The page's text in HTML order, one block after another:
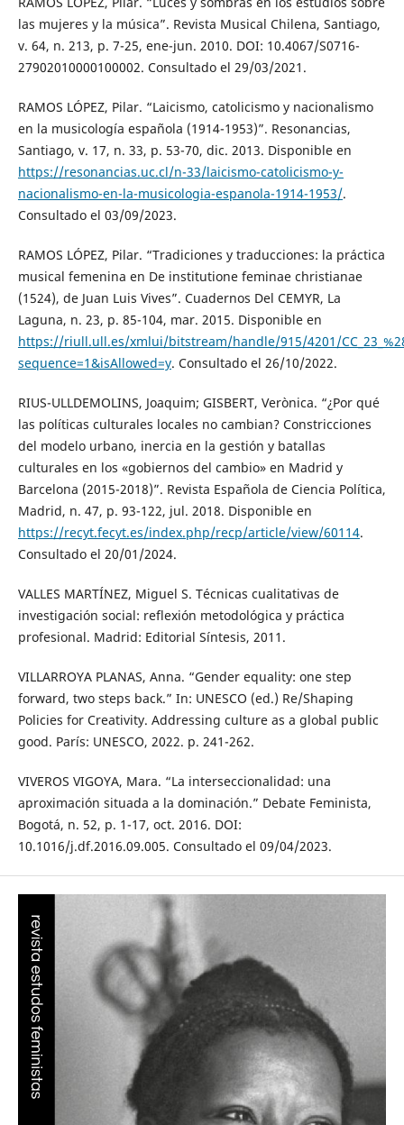
las mujeres y la música”. Revista Musical Chilena, Santiago,
v. 64, n. 213, p. 7-25, ene-jun. 2010. DOI: 10.4067/S0716-
27902010000100002. Consultado el 29/03/2021.
RAMOS LÓPEZ, Pilar. “Laicismo, catolicismo y nacionalismo
en la musicología española (1914-1953)”. Resonancias,
Santiago, v. 17, n. 33, p. 53-70, dic. 2013. Disponible en
https://resonancias.uc.cl/n-33/laicismo-catolicismo-y-
nacionalismo-en-la-musicologia-espanola-1914-1953/.
Consultado el 03/09/2023.
RAMOS LÓPEZ, Pilar. “Tradiciones y traducciones: la práctica
musical femenina en De institutione feminae christianae
(1524), de Juan Luis Vives”. Cuadernos Del CEMYR, La
Laguna, n. 23, p. 85-104, mar. 2015. Disponible en
https://riull.ull.es/xmlui/bitstream/handle/915/4201/
sequence=1&isAllowed=y. Consultado el 26/10/2022.
RIUS-ULLDEMOLINS, Joaquim; GISBERT, Verònica. “¿Por qué
las políticas culturales locales no cambian? Constricciones
del modelo urbano, inercia en la gestión y batallas
culturales en los «gobiernos del cambio» en Madrid y
Barcelona (2015-2018)”. Revista Española de Ciencia Política,
Madrid, n. 47, p. 93-122, jul. 2018. Disponible en
https://recyt.fecyt.es/index.php/recp/article/view/60114.
Consultado el 20/01/2024.
VALLES MARTÍNEZ, Miguel S. Técnicas cualitativas de
investigación social: reflexión metodológica y práctica
profesional. Madrid: Editorial Síntesis, 2011.
VILLARROYA PLANAS, Anna. “Gender equality: one step
forward, two steps back.” In: UNESCO (ed.) Re/Shaping
Policies for Creativity. Addressing culture as a global public
good. París: UNESCO, 2022. p. 241-262.
VIVEROS VIGOYA, Mara. “La interseccionalidad: una
aproximación situada a la dominación.” Debate Feminista,
Bogotá, n. 52, p. 1-17, oct. 2016. DOI:
10.1016/j.df.2016.09.005. Consultado el 09/04/2023.